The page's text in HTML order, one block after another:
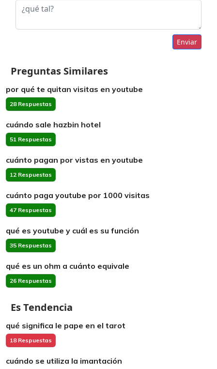
Enviar
Preguntas Similares
por qué te quitan visitas en youtube
28 Respuestas
cuándo sale hazbin hotel
51 Respuestas
cuánto pagan por vistas en youtube
12 Respuestas
cuánto paga youtube por 1000 visitas
47 Respuestas
qué es youtube y cuál es su función
35 Respuestas
qué es un ohm a cuánto equivale
26 Respuestas
Es Tendencia
qué significa le pape en el tarot
18 Respuestas
cuándo se utiliza la imantación